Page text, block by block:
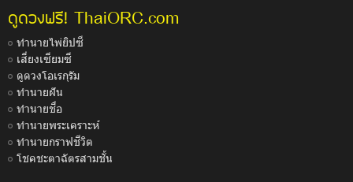
ดูดวงฟรี! ThaiORC.com
ทำนายไพ่ยิปซี
เสี่ยงเซียมซี
ดูดวงโอเรกุรัม
ทำนายฝัน
ทำนายชื่อ
ทำนายพระเคราะห์
ทำนายกราฟชีวิต
โชคชะตาฉัตรสามชั้น